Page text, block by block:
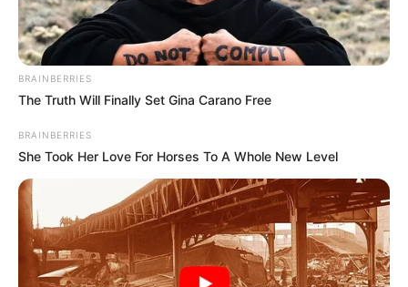
У Ясінянській громаді відкрили
черговий простір
психологічної підтримки (фото)
06.08.2026
info@groza-news.info
BRAINBERRIES
The Truth Will Finally Set Gina Carano Free
BRAINBERRIES
She Took Her Love For Horses To A Whole New Level